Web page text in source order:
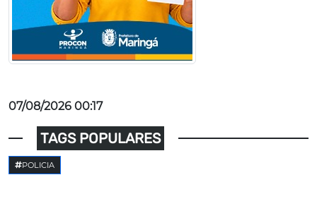
07/08/2026 00:17
TAGS POPULARES
POLICIA